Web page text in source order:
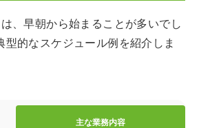
、早朝から始まることが多いでし
型的なスケジュール例を紹介しま
主な業務内容